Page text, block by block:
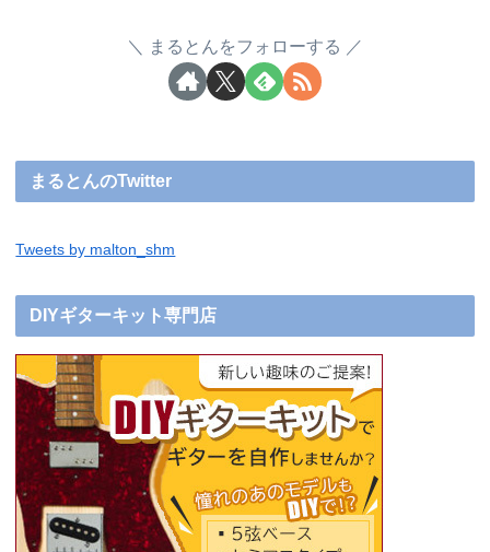
まるとんをフォローする
まるとんのTwitter
Tweets by malton_shm
DIYギターキット専門店